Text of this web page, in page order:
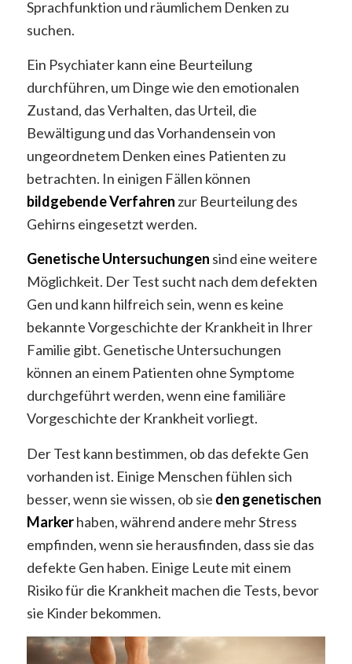
Sprachfunktion und räumlichem Denken zu
suchen.
Ein Psychiater kann eine Beurteilung
durchführen, um Dinge wie den emotionalen
Zustand, das Verhalten, das Urteil, die
Bewältigung und das Vorhandensein von
ungeordnetem Denken eines Patienten zu
betrachten. In einigen Fällen können
bildgebende Verfahren zur Beurteilung des
Gehirns eingesetzt werden.
Genetische Untersuchungen sind eine weitere
Möglichkeit. Der Test sucht nach dem defekten
Gen und kann hilfreich sein, wenn es keine
bekannte Vorgeschichte der Krankheit in Ihrer
Familie gibt. Genetische Untersuchungen
können an einem Patienten ohne Symptome
durchgeführt werden, wenn eine familiäre
Vorgeschichte der Krankheit vorliegt.
Der Test kann bestimmen, ob das defekte Gen
vorhanden ist. Einige Menschen fühlen sich
besser, wenn sie wissen, ob sie den genetischen
Markerhaben, während andere mehr Stress
empfinden, wenn sie herausfinden, dass sie das
defekte Gen haben. Einige Leute mit einem
Risiko für die Krankheit machen die Tests, bevor
sie Kinder bekommen.